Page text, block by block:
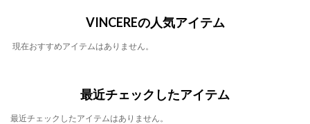
VINCEREの人気アイテム
現在おすすめアイテムはありません。
最近チェックしたアイテム
最近チェックしたアイテムはありません。